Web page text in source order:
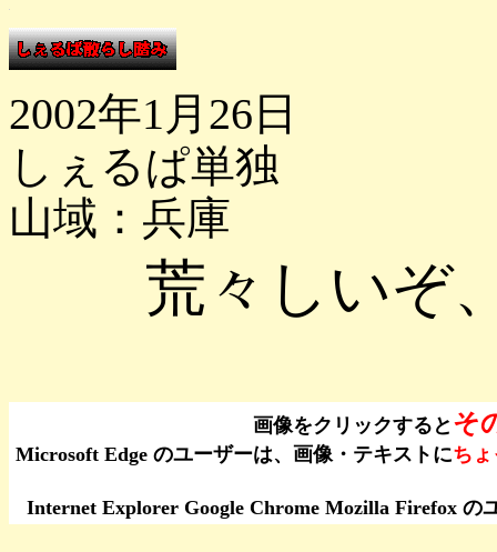
2002年1月26日
しぇるぱ単独
山域：兵庫
荒々しいぞ
画像をクリックすると そ
Microsoft Edge のユーザーは、画像・テキストにち
Internet Explorer Google Chrome Mozilla Firefox の